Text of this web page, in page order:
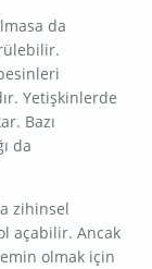
da
Yetişkinlerde
Bazı
da
zihinsel
açabilir. Ancak
olmak için